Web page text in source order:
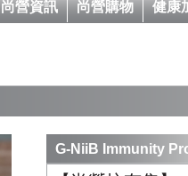
尚營資訊 尚營購物 健康
G-NiiB Immunity